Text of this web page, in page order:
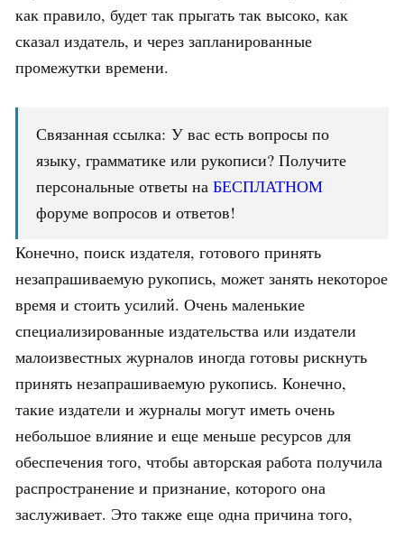
как правило, будет так прыгать так высоко, как
сказал издатель, и через запланированные
промежутки времени.
Связанная ссылка: У вас есть вопросы по
языку, грамматике или рукописи? Получите
персональные ответы на БЕСПЛАТНОМ
форуме вопросов и ответов!
Конечно, поиск издателя, готового принять
незапрашиваемую рукопись, может занять некоторое
время и стоить усилий. Очень маленькие
специализированные издательства или издатели
малоизвестных журналов иногда готовы рискнуть
принять незапрашиваемую рукопись. Конечно,
такие издатели и журналы могут иметь очень
небольшое влияние и еще меньше ресурсов для
обеспечения того, чтобы авторская работа получила
распространение и признание, которого она
заслуживает. Это также еще одна причина того,